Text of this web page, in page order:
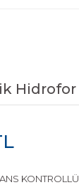
Hidrofor
KONTROLLÜ